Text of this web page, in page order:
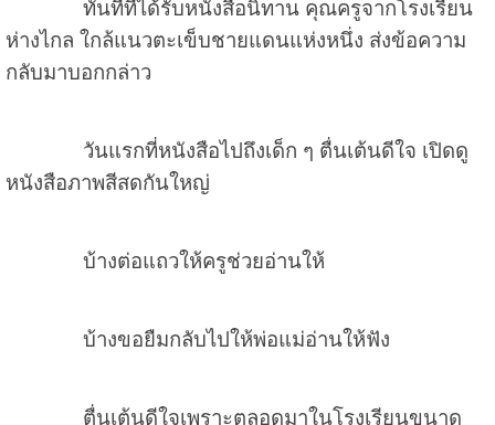
ทันทีที่ได้รับหนังสือนิทาน คุณครูจากโรงเรียน
ห่างไกล ใกล้แนวตะเข็บชายแดนแห่งหนึ่ง ส่งข้อความ
กลับมาบอกกล่าว
วันแรกที่หนังสือไปถึงเด็ก ๆ ตื่นเต้นดีใจ เปิดดู
หนังสือภาพสีสดกันใหญ่
บ้างต่อแถวให้ครูช่วยอ่านให้
บ้างขอยืมกลับไปให้พ่อแม่อ่านให้ฟัง
ตื่นเต้นดีใจเพราะตลอดมาในโรงเรียนขนาด